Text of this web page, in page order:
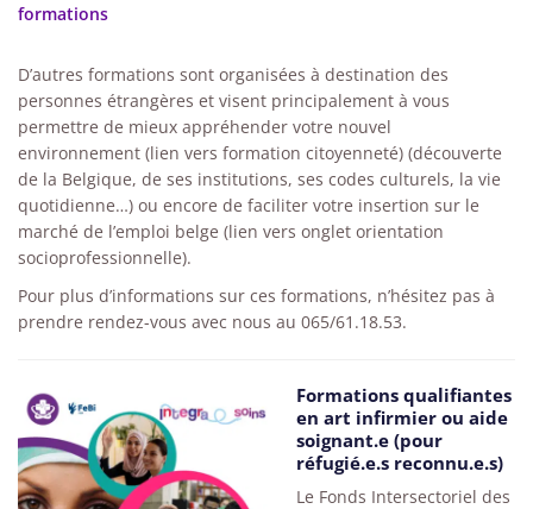
formations
D’autres formations sont organisées à destination des
personnes étrangères et visent principalement à vous
permettre de mieux appréhender votre nouvel
environnement (lien vers formation citoyenneté) (découverte
de la Belgique, de ses institutions, ses codes culturels, la vie
quotidienne…) ou encore de faciliter votre insertion sur le
marché de l’emploi belge (lien vers onglet orientation
socioprofessionnelle).
Pour plus d’informations sur ces formations, n’hésitez pas à
prendre rendez-vous avec nous au 065/61.18.53.
Formations qualifiantes
en art infirmier ou aide
soignant.e (pour
réfugié.e.s reconnu.e.s)
Le Fonds Intersectoriel des